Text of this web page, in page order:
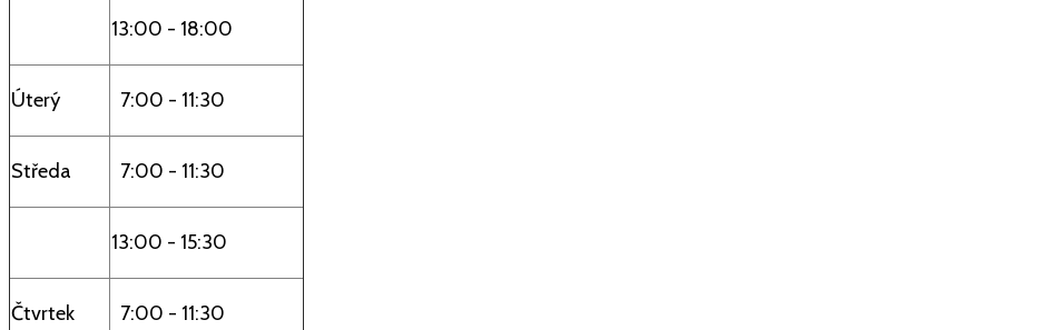
13:00 - 18:00
Úterý 7:00 - 11:30
Středa 7:00 - 11:30
13:00 - 15:30
Čtvrtek 7:00 - 11:30